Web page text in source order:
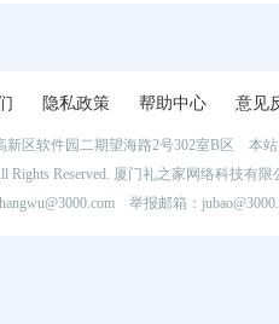
隐私政策 帮助中心 意见
新区软件园二期望海路2号302室B区 本
Rights Reserved. 厦门礼之家网络科技
举报邮箱：